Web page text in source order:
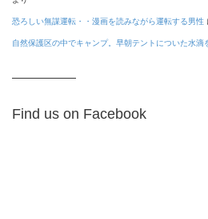
恐ろしい無謀運転・・漫画を読みながら運転する男性
自然保護区の中でキャンプ。早朝テントについた水滴
Find us on Facebook